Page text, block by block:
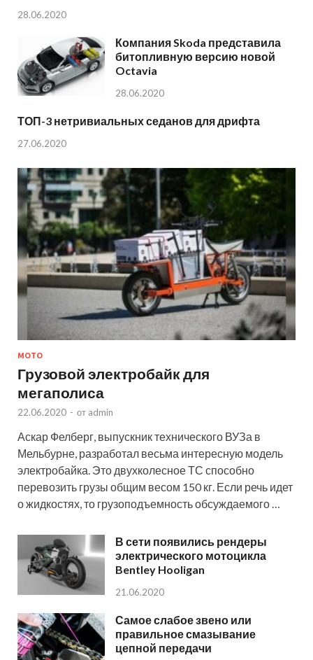
28.06.2020
Компания Skoda представила
битопливную версию новой
Octavia
28.06.2020
ТОП-3 нетривиальных седанов для дрифта
27.06.2020
МОТО
Грузовой электробайк для
мегаполиса
22.06.2020 - от admin
Аскар Фелберг, выпускник технического ВУЗа в
Мельбурне, разработал весьма интересную модель
электробайка. Это двухколесное ТС способно
перевозить грузы общим весом 150 кг. Если речь идет
о жидкостях, то грузоподъемность обсуждаемого …
В сети появились рендеры
электрического мотоцикла
Bentley Hooligan
21.06.2020
Самое слабое звено или
правильное смазывание
цепной передачи